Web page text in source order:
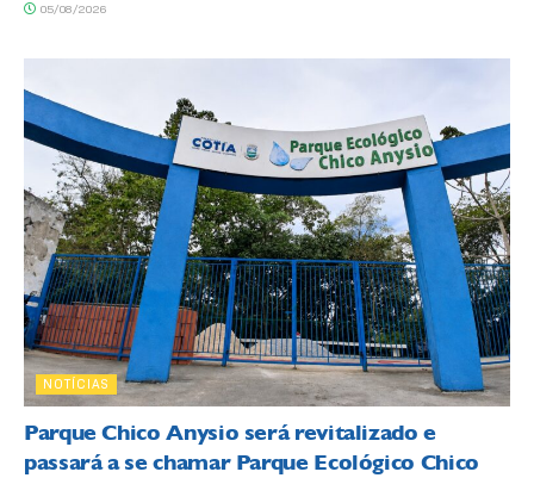
05/08/2026
NOTÍCIAS
Parque Chico Anysio será revitalizado e
passará a se chamar Parque Ecológico Chico